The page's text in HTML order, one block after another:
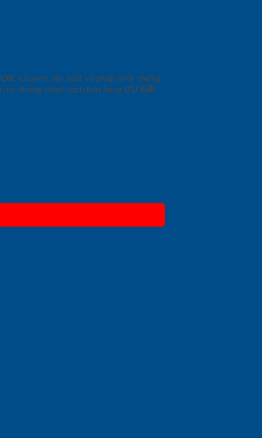
. Chuyên sản xuất và phân phối những
có những chính sách bán hàng ƯU ĐÃI